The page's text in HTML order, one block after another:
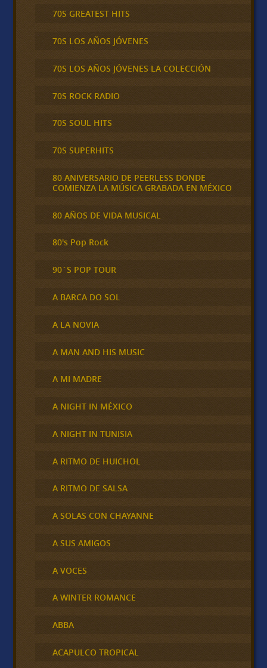
70S GREATEST HITS
70S LOS AÑOS JÓVENES
70S LOS AÑOS JÓVENES LA COLECCIÓN
70S ROCK RADIO
70S SOUL HITS
70S SUPERHITS
80 ANIVERSARIO DE PEERLESS DONDE
COMIENZA LA MÚSICA GRABADA EN MÉXICO
80 AÑOS DE VIDA MUSICAL
80's Pop Rock
90´S POP TOUR
A BARCA DO SOL
A LA NOVIA
A MAN AND HIS MUSIC
A MI MADRE
A NIGHT IN MÉXICO
A NIGHT IN TUNISIA
A RITMO DE HUICHOL
A RITMO DE SALSA
A SOLAS CON CHAYANNE
A SUS AMIGOS
A VOCES
A WINTER ROMANCE
ABBA
ACAPULCO TROPICAL